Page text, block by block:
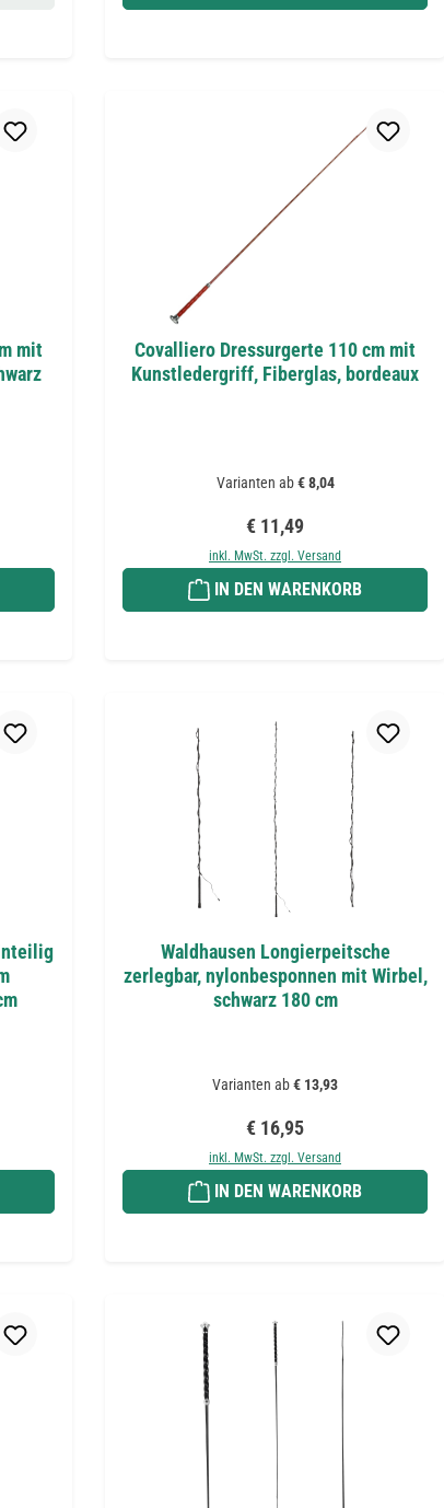
mit
Covalliero Dressurgerte 110 cm mit
Kunstledergriff, Fiberglas, bordeaux
Varianten ab€ 8,04
Regulärer Preis:
€ 11,49
inkl. MwSt. zzgl. Versand
IN DEN WARENKORB
Waldhausen Longierpeitsche
zerlegbar, nylonbesponnen mit Wirbel,
schwarz 180 cm
Varianten ab€ 13,93
Regulärer Preis:
€ 16,95
inkl. MwSt. zzgl. Versand
IN DEN WARENKORB